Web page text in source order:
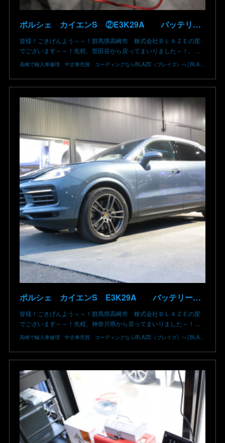
ポルシェ カイエンS ②E3K29A バッテリー低下 車両エレクトリカルシステムエラー リチウムイオンバッテリー復旧 バッテリー上がり 充電できない ポルシェ修理 群馬県 高崎市 株式会社BLAZE
皆様！ごきげんよう～～！群馬県高崎市 株式会社ＢＬＡＺＥの星
でございます～～！先程、世田谷から戻ってまいりました～！。…
高崎で輸入車修理 中古車売買 コーディングならBLAZE（ブレイズ）へ│BLAZE Total Car Support & Modify in Takasaki Gunma
ポルシェ カイエンS E3K29A バッテリー低下 車両エレクトリカルシステムエラー リチウムイオンバッテリー復旧 バッテリー上がり 充電できない ポルシェ修理 群馬県 高崎市 株式会社BLAZE
皆様！ごきげんよう～～！群馬県高崎市 株式会社ＢＬＡＺＥの星
でございます～～！先程、神奈川県から戻ってまいりました～！…
高崎で輸入車修理 中古車売買 コーディングならBLAZE（ブレイズ）へ│BLAZE Total Car Support & Modify in Takasaki Gunma